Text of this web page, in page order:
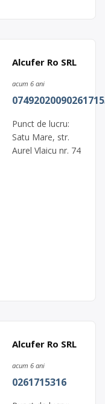
Alcufer Ro SRL
acum 6 ani
Punct de lucru:
Satu Mare, str.
Aurel Vlaicu nr. 74
Alcufer Ro SRL
acum 6 ani
0261715316